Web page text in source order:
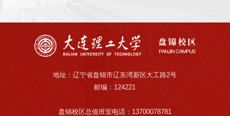
地址：辽宁省盘锦市辽东湾新区大工路2号
邮编：124221
盘锦校区总值班室电话：13700078781